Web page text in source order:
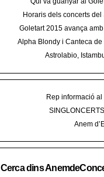
Horaris dels concerts del
Goletart 2015 avança
encetarà la LI Festa des
Alpha Blondy i Canteca de
concert al Mallorca
Astrolabio,
Rep informació al
Anem
Cerca dins